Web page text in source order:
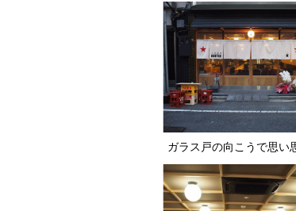
ガラス戸の向こうで思い